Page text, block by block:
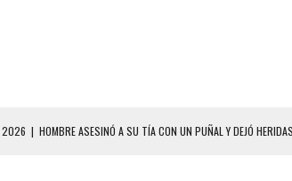
2026 | HOMBRE ASESINÓ A SU TÍA CON UN PUÑAL Y DEJÓ